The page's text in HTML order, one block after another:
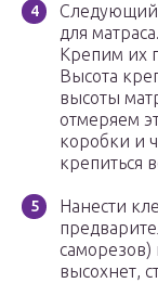
Следующий
для
Крепим их
Высота
высоты
отмеряем
коробки и
крепиться
Нанести
саморезов)
высохнет,